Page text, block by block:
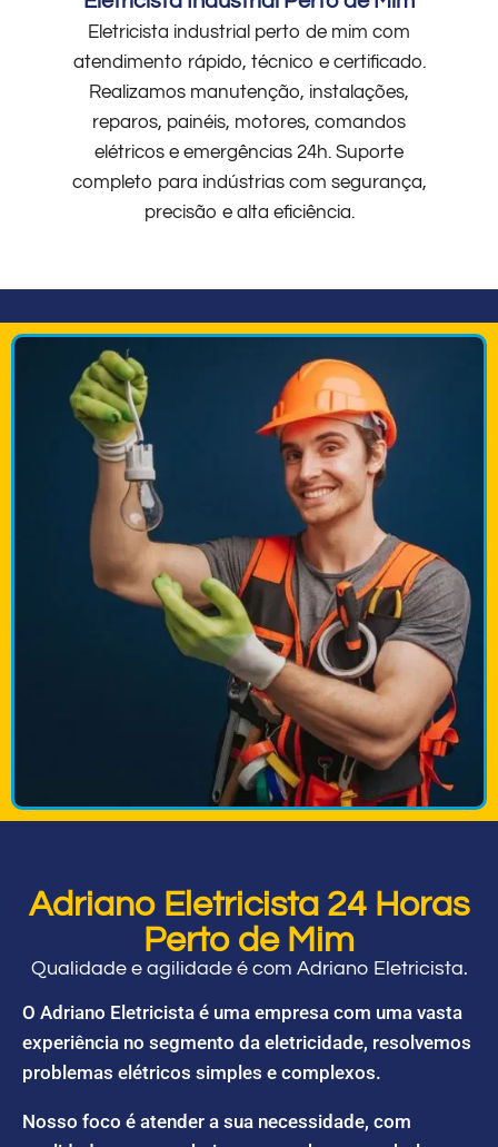
Eletricista industrial perto de mim com
atendimento rápido, técnico e certificado.
Realizamos manutenção, instalações,
reparos, painéis, motores, comandos
elétricos e emergências 24h. Suporte
completo para indústrias com segurança,
precisão e alta eficiência.
Adriano Eletricista 24 Horas
Perto de Mim
Qualidade e agilidade é com Adriano Eletricista.
O Adriano Eletricista é uma empresa com uma vasta
experiência no segmento da eletricidade, resolvemos
problemas elétricos simples e complexos.
Nosso foco é atender a sua necessidade, com